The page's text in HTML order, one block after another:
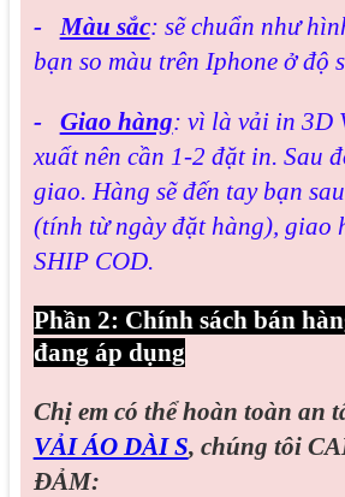
- Màu sắc: sẽ chuẩn như
bạn so màu trên Iphone ở độ
- Giao hàng: vì là vải in 3D
xuất nên cần 1-2 đặt in. Sau
giao. Hàng sẽ đến tay bạn
(tính từ ngày đặt hàng), giao
SHIP COD.
Phần 2: Chính sách bán
đang áp dụng
Chị em có thể hoàn toàn an
VẢI ÁO DÀI S, chúng tôi
ĐẢM: